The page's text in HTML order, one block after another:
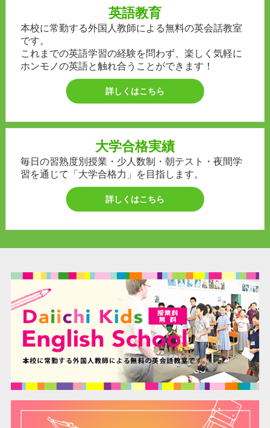
英語教育
本校に常勤する外国人教師による無料の英会話教室
です。
これまでの英語学習の経験を問わず、楽しく気軽に
ホンモノの英語と触れ合うことができます！
詳しくはこちら
大学合格実績
毎日の習熟度別授業・少人数制・朝テスト・夜間学
習を通じて「大学合格力」を目指します。
詳しくはこちら